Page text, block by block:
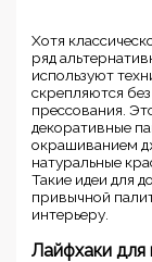
Хотя
ряд
используют
скрепляются
прессования.
декоративные
окрашиванием
натуральные
Такие идеи для
привычной
интерьеру.
Лайфхаки